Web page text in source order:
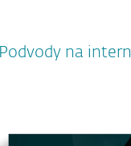
Podvody na